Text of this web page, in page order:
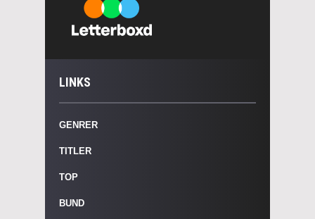
LINKS
GENRER
TITLER
TOP
BUND